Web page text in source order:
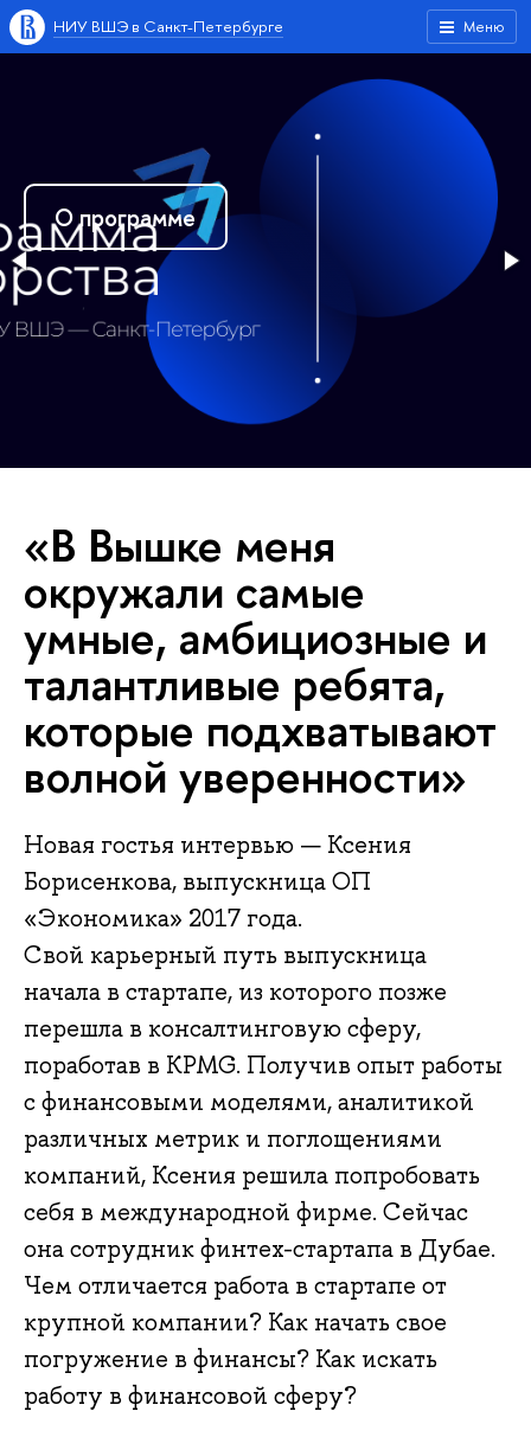
Меню
НИУ ВШЭ в Санкт-Петербурге
О программе
«В Вышке меня
окружали самые
умные, амбициозные и
талантливые ребята,
которые подхватывают
волной уверенности»
Новая гостья интервью — Ксения
Борисенкова, выпускница ОП
«Экономика» 2017 года.
Свой карьерный путь выпускница
начала в стартапе, из которого позже
перешла в консалтинговую сферу,
поработав в KPMG. Получив опыт работы
с финансовыми моделями, аналитикой
различных метрик и поглощениями
компаний, Ксения решила попробовать
себя в международной фирме. Сейчас
она сотрудник финтех-стартапа в Дубае.
Чем отличается работа в стартапе от
крупной компании? Как начать свое
погружение в финансы? Как искать
работу в финансовой сферу?